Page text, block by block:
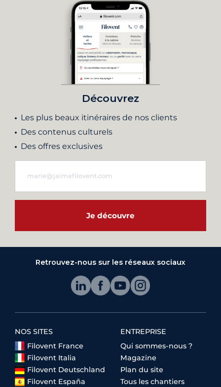
Découvrez
Les plus beaux itinéraires de nos clients
Des contenus culturels
Des offres exclusives
Je découvre
Retrouvez-nous sur les réseaux sociaux
NOS SITES
Filovent France
Filovent Italia
Filovent Deutschland
Filovent España
ENTREPRISE
Qui sommes-nous ?
Magazine
Plan du site
Tous les chantiers